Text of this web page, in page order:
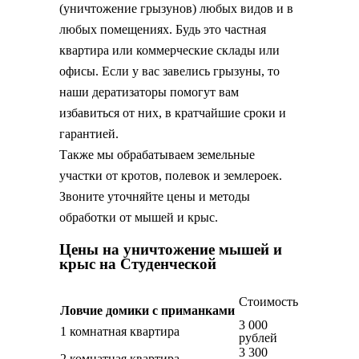
(уничтожение грызунов) любых видов и в
любых помещениях. Будь это частная
квартира или коммерческие склады или
офисы. Если у вас завелись грызуны, то
наши дератизаторы помогут вам
избавиться от них, в кратчайшие сроки и
гарантией.
Также мы обрабатываем земельные
участки от кротов, полевок и землероек.
Звоните уточняйте цены и методы
обработки от мышей и крыс.
Цены на уничтожение мышей и
крыс на Студенческой
Ловчие домики с приманками
Стоимость
1 комнатная квартира
3 000
рублей
3 300